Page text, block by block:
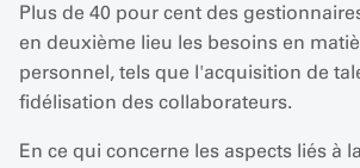
Plus de 40 pour cent des
en deuxième lieu les besoins en
personnel, tels que l'acquisition de
fidélisation des collaborateurs.
En ce qui concerne les aspects liés à